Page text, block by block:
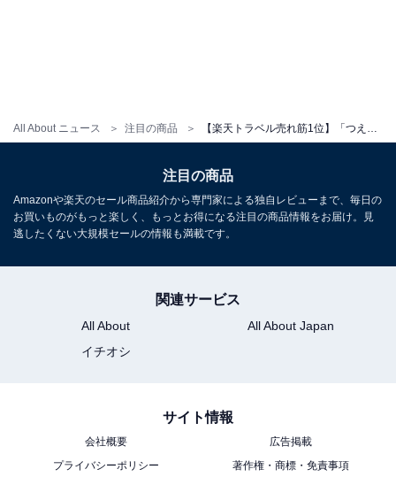
All About ニュース 注目の商品
注目の商品
Amazonや楽天のセール商品紹介から専門家による独自レビューまで、毎日の
お買いものがもっと楽しく、もっとお得になる注目の商品情報をお届け。見
逃したくない大規模セールの情報も満載です。
関連サービス
All About
All About Japan
イチオシ
サイト情報
会社概要
広告掲載
プライバシーポリシー
著作権・商標・免責事項